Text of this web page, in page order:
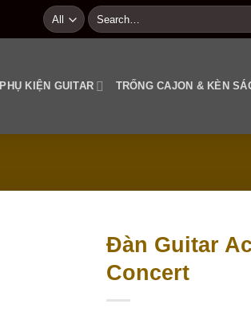
Search
for:
PHỤ KIỆN GUITAR TRỐNG CAJON & KÈN
Đàn Guitar
Concert